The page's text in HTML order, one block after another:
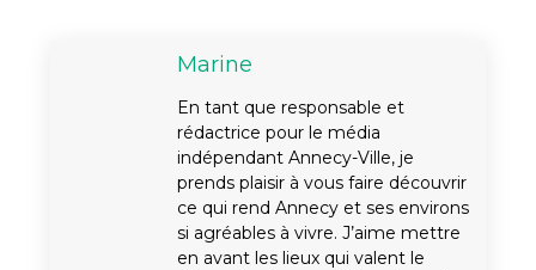
Marine
En tant que responsable et
rédactrice pour le média
indépendant Annecy-Ville, je
prends plaisir à vous faire découvrir
ce qui rend Annecy et ses environs
si agréables à vivre. J’aime mettre
en avant les lieux qui valent le